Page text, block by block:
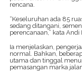
rencana.
“Keseluruhan ada 85
sedang ditangani,
perencanaan,” kata
Ia menjelaskan,
normal. Bahkan,
utama dan tinggal
pemasangan marka